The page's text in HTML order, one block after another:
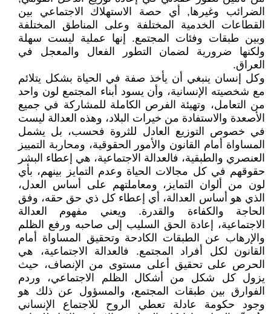
الضرائب وغيرها, أي حصة الاستهلاك الاجتماعي بين
القطاعات الخدمية المختلفة وعلى المناطق المختلفة
وبين طبقات وفئات المجتمع. إنها عملية ليست سهلة
ولكنها ضرورية لضمان التطور الفعال والمعجل في
العراق.
وكل إنسان ينبغي أن يأخذ صفة في الحياة بشكل يتلائم
مع شخصيته الإنسانية، وأن يسود أبناء المجتمع لون واحد
من التعامل، وتهيئة الفرص الكاملة للمشاركة في جميع
الأصعدة والاستفادة من خيرات البلاد، وهذه العدالة ليست
في خصوص التوزيع العادل للثروة فحسب، بل يشمل
المساواة أمام القانون والأمور الحقوقية، ومحاربة التمييز
العنصري والطبقية، فالعدالة الاجتماعية، هي إعطاء البشر
حقوقهم في كل مجالات الحياة وعدم التمايز بينهم، بأي
لون من ألوان التمايز، ومعاملتهم على أساس العدل،
الذي هو أساس العدالة، أي إعطاء كل ذي حق حقه، وفق
الحاجة والكفاءة والقدرة. ويعني مفهوم العدالة
الاجتماعية، إعادة الحق السليب إلى صاحبه ورفع الظلم
والإرهاب عن الطبقات الكادحة وتحقيق المساواة أمام
القانون لكل أفراد المجتمع. فالعدالة الاجتماعية، هي
الحرص على تحقيق أعلى مستوى من الإنصاف، حيث
يزول كل شكل من أشكال الظلم الاجتماعي، وردم
الفوارق بين طبقات المجتمع، والمسؤول عن ذلك هو
وجود حكومة عادلة تعطي الروح للاجتماع الإنساني